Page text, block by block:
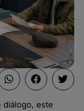
diálogo, este